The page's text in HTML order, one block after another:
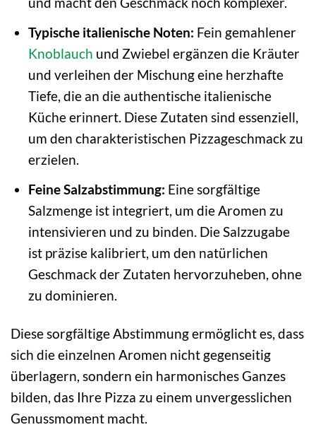
Typische italienische Noten: Fein gemahlener
Knoblauch und Zwiebel ergänzen die Kräuter
und verleihen der Mischung eine herzhafte
Tiefe, die an die authentische italienische
Küche erinnert. Diese Zutaten sind essenziell,
um den charakteristischen Pizzageschmack zu
erzielen.
Feine Salzabstimmung: Eine sorgfältige
Salzmenge ist integriert, um die Aromen zu
intensivieren und zu binden. Die Salzzugabe
ist präzise kalibriert, um den natürlichen
Geschmack der Zutaten hervorzuheben, ohne
zu dominieren.
Diese sorgfältige Abstimmung ermöglicht es, dass
sich die einzelnen Aromen nicht gegenseitig
überlagern, sondern ein harmonisches Ganzes
bilden, das Ihre Pizza zu einem unvergesslichen
Genussmoment macht.